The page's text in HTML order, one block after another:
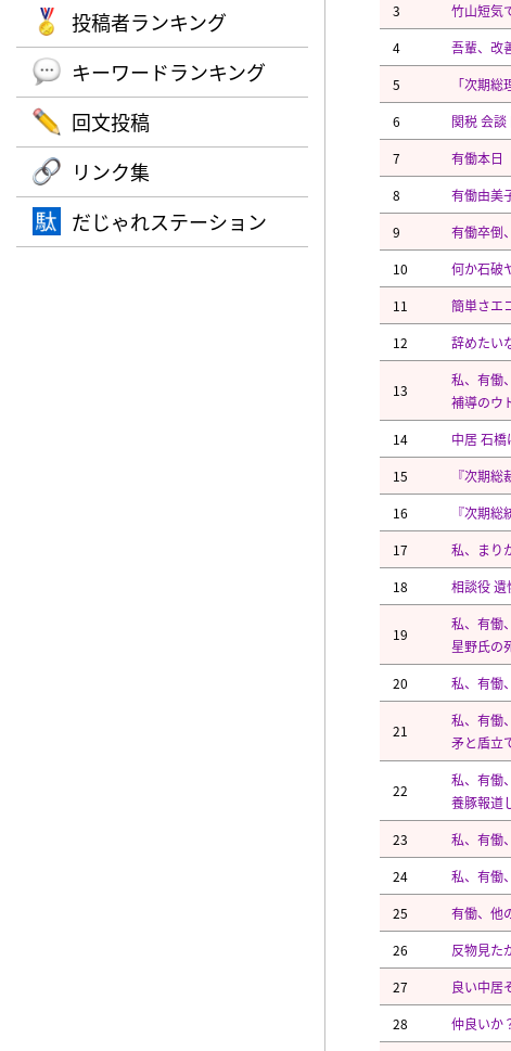
投稿者ランキング
キーワードランキング
回文投稿
リンク集
だじゃれステーション
3
竹山短気
4
吾輩、改
5
「次期
6
関税 会
7
有働本日
8
有働由美
9
有働卒倒
10
何か石破
11
簡単さエ
12
辞めたい
13
私、有働、
補導のウ
14 中居 石橋
15
『次期
16
『次期
17
私、まり
18
相談役 遺
19
私、有働、
星野氏の
20 私、有働
21
私、有働、
矛と盾立
22
私、有働
養豚報道
23 私、有働
24
私、有働
25
有働、他
26
反物見た
27
良い中居
28
仲良いか